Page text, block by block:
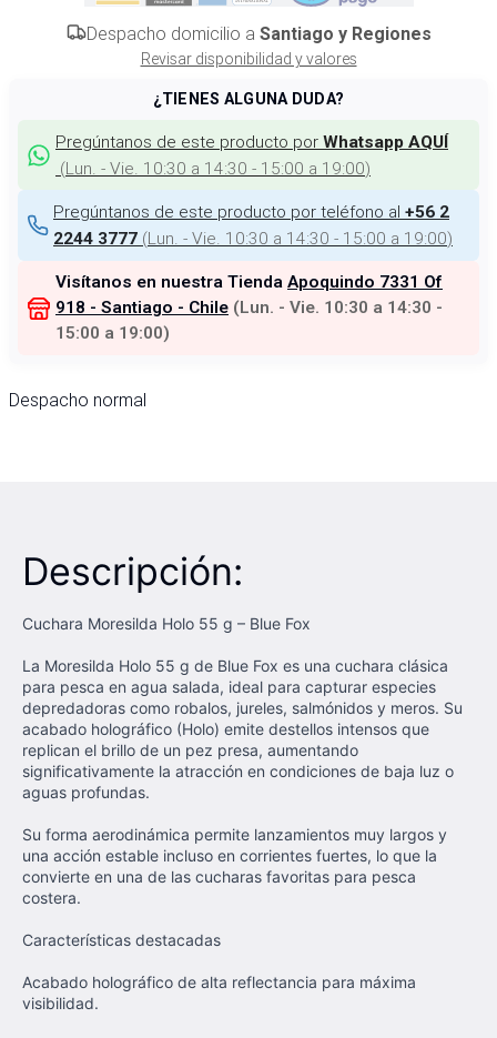
Despacho domicilio a Santiago y Regiones
Revisar disponibilidad y valores
¿TIENES ALGUNA DUDA?
Pregúntanos de este producto por Whatsapp AQUÍ
(Lun. - Vie. 10:30 a 14:30 - 15:00 a 19:00)
Pregúntanos de este producto por teléfono al +56 2
2244 3777 (Lun. - Vie. 10:30 a 14:30 - 15:00 a 19:00)
Visítanos en nuestra Tienda Apoquindo 7331 Of
918 - Santiago - Chile (Lun. - Vie. 10:30 a 14:30 -
15:00 a 19:00)
Despacho normal
Descripción:
Cuchara Moresilda Holo 55 g – Blue Fox
La Moresilda Holo 55 g de Blue Fox es una cuchara clásica
para pesca en agua salada, ideal para capturar especies
depredadoras como robalos, jureles, salmónidos y meros. Su
acabado holográfico (Holo) emite destellos intensos que
replican el brillo de un pez presa, aumentando
significativamente la atracción en condiciones de baja luz o
aguas profundas.
Su forma aerodinámica permite lanzamientos muy largos y
una acción estable incluso en corrientes fuertes, lo que la
convierte en una de las cucharas favoritas para pesca
costera.
Características destacadas
Acabado holográfico de alta reflectancia para máxima
visibilidad.